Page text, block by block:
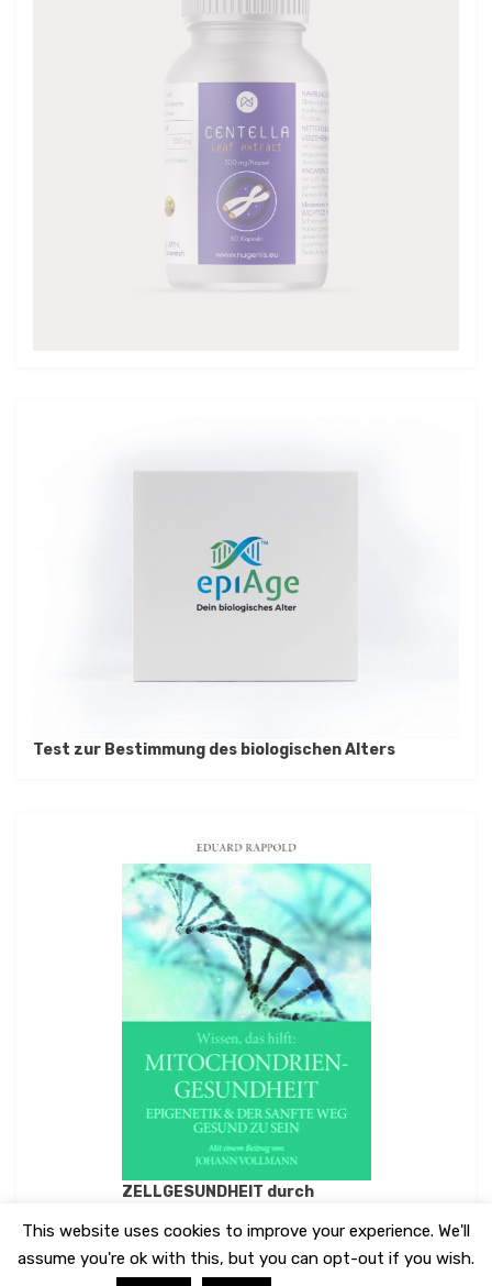
Test zur Bestimmung des biologischen Alters
ZELLGESUNDHEIT durch
This website uses cookies to improve your experience. We'll
assume you're ok with this, but you can opt-out if you wish.